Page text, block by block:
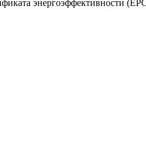
энергоэффективности